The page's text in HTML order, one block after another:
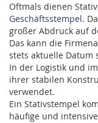
Oftmals dienen
Geschäftsstempel.
großer Abdruck auf
Das kann die
stets aktuelle Datum
In der Logistik und
ihrer stabilen
verwendet.
Ein Stativstempel
häufige und